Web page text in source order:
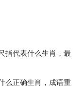
指代表什么生肖，最
么正确生肖，成语重